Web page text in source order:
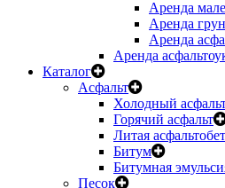
Аренда
Аренда
Аренда
Аренда
Каталог
Асфальт
Холодный
Горячий асфальт
Литая
Битум
Битумная
Песок